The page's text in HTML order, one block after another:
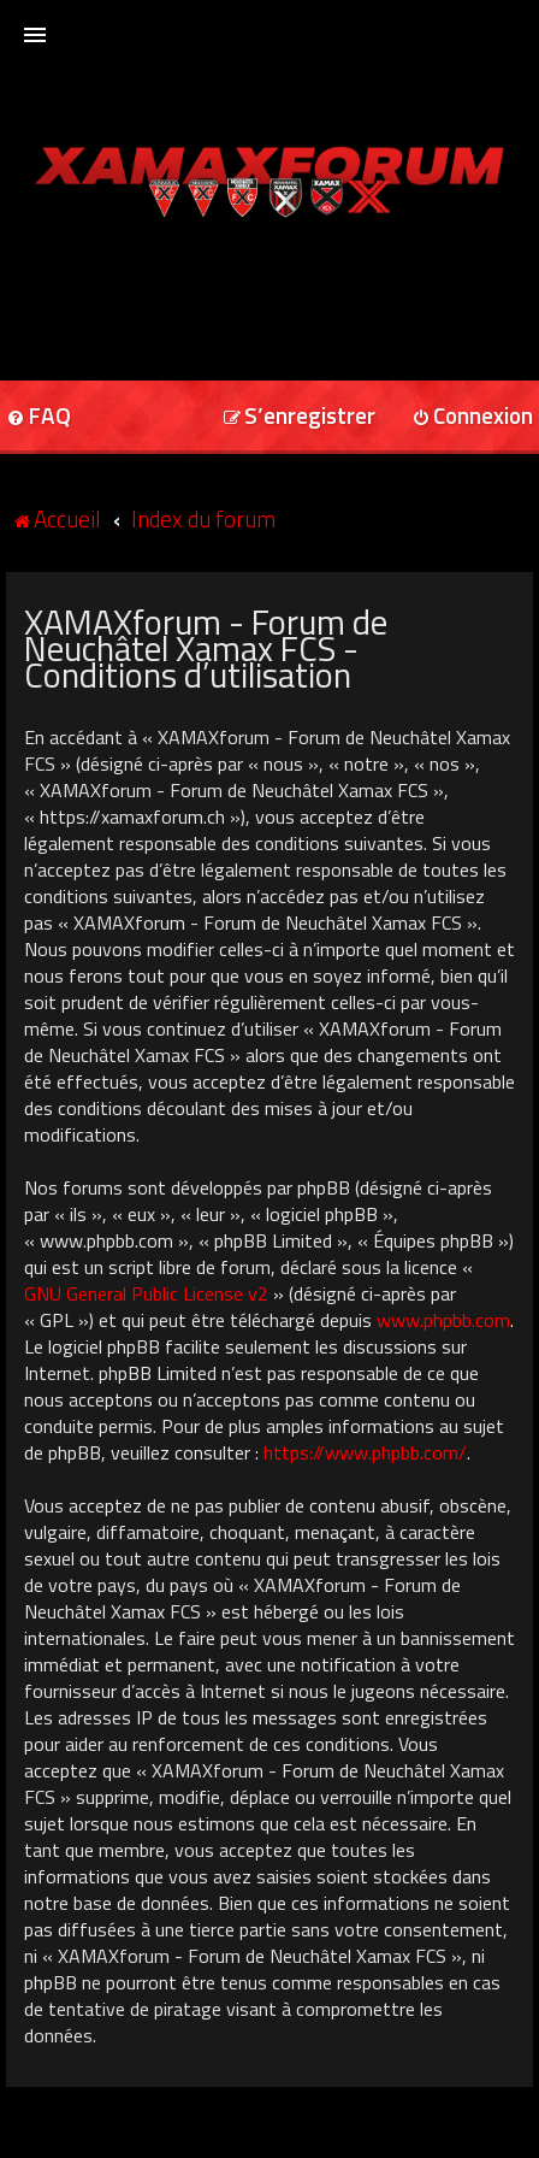
XAMAXFORUM
FAQ Connexion
S’enregistrer
Accueil Index du forum
XAMAXforum - Forum de
Neuchâtel Xamax FCS -
Conditions d’utilisation
En accédant à « XAMAXforum - Forum de Neuchâtel Xamax
FCS » (désigné ci-après par « nous », « notre », « nos »,
« XAMAXforum - Forum de Neuchâtel Xamax FCS »,
« https://xamaxforum.ch »), vous acceptez d’être
légalement responsable des conditions suivantes. Si vous
n’acceptez pas d’être légalement responsable de toutes les
conditions suivantes, alors n’accédez pas et/ou n’utilisez
pas « XAMAXforum - Forum de Neuchâtel Xamax FCS ».
Nous pouvons modifier celles-ci à n’importe quel moment et
nous ferons tout pour que vous en soyez informé, bien qu’il
soit prudent de vérifier régulièrement celles-ci par vous-
même. Si vous continuez d’utiliser « XAMAXforum - Forum
de Neuchâtel Xamax FCS » alors que des changements ont
été effectués, vous acceptez d’être légalement responsable
des conditions découlant des mises à jour et/ou
modifications.
Nos forums sont développés par phpBB (désigné ci-après
par « ils », « eux », « leur », « logiciel phpBB »,
« www.phpbb.com », « phpBB Limited », « Équipes phpBB »)
qui est un script libre de forum, déclaré sous la licence «
GNU General Public License v2 » (désigné ci-après par
« GPL ») et qui peut être téléchargé depuis www.phpbb.com.
Le logiciel phpBB facilite seulement les discussions sur
Internet. phpBB Limited n’est pas responsable de ce que
nous acceptons ou n’acceptons pas comme contenu ou
conduite permis. Pour de plus amples informations au sujet
de phpBB, veuillez consulter : https://www.phpbb.com/.
Vous acceptez de ne pas publier de contenu abusif, obscène,
vulgaire, diffamatoire, choquant, menaçant, à caractère
sexuel ou tout autre contenu qui peut transgresser les lois
de votre pays, du pays où « XAMAXforum - Forum de
Neuchâtel Xamax FCS » est hébergé ou les lois
internationales. Le faire peut vous mener à un bannissement
immédiat et permanent, avec une notification à votre
fournisseur d’accès à Internet si nous le jugeons nécessaire.
Les adresses IP de tous les messages sont enregistrées
pour aider au renforcement de ces conditions. Vous
acceptez que « XAMAXforum - Forum de Neuchâtel Xamax
FCS » supprime, modifie, déplace ou verrouille n’importe quel
sujet lorsque nous estimons que cela est nécessaire. En
tant que membre, vous acceptez que toutes les
informations que vous avez saisies soient stockées dans
notre base de données. Bien que ces informations ne soient
pas diffusées à une tierce partie sans votre consentement,
ni « XAMAXforum - Forum de Neuchâtel Xamax FCS », ni
phpBB ne pourront être tenus comme responsables en cas
de tentative de piratage visant à compromettre les
données.